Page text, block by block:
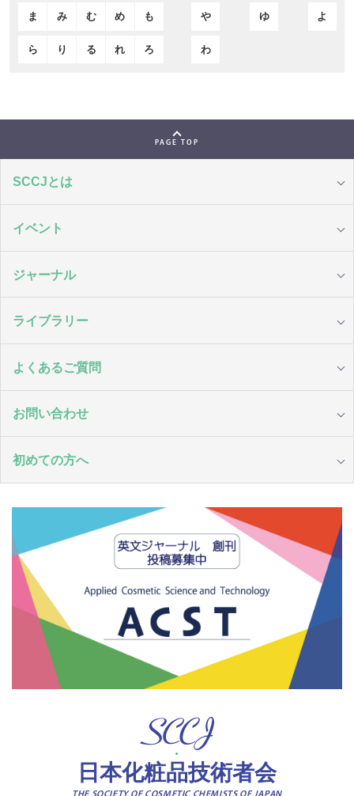
ま み む め も や ゆ よ
ら り る れ ろ わ
PAGE TOP
SCCJとは
イベント
ジャーナル
ライブラリー
よくあるご質問
お問い合わせ
初めての方へ
日本化粧品技術者会
THE SOCIETY OF COSMETIC CHEMISTS OF JAPAN